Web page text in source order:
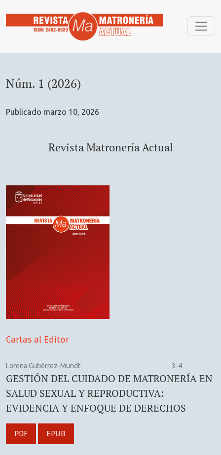
Núm. 1 (2026)
Publicado marzo 10, 2026
Revista Matronería Actual
Cartas al Editor
Lorena Gutiérrez-Mundt 3-4
GESTIÓN DEL CUIDADO DE MATRONERÍA EN
SALUD SEXUAL Y REPRODUCTIVA:
EVIDENCIA Y ENFOQUE DE DERECHOS
PDF EPUB